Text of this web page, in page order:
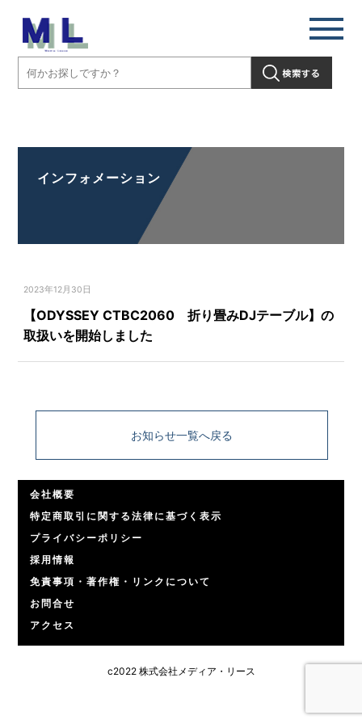
インフォメーション
2023年12月30日
【ODYSSEY CTBC2060 折り畳みDJテーブル】の
取扱いを開始しました
お知らせ一覧へ戻る
会社概要
特定商取引に関する法律に基づく表示
プライバシーポリシー
採用情報
免責事項・著作権・リンクについて
お問合せ
アクセス
c2022 株式会社メディア・リース